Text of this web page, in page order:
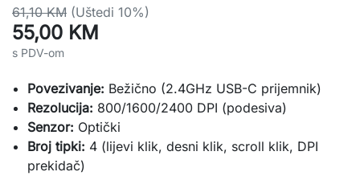
61,10 KM (Uštedi 10%)
55,00 KM
s PDV-om
Povezivanje: Bežično (2.4GHz USB-C prijemnik)
Rezolucija: 800/1600/2400 DPI (podesiva)
Senzor: Optički
Broj tipki: 4 (lijevi klik, desni klik, scroll klik, DPI
prekidač)